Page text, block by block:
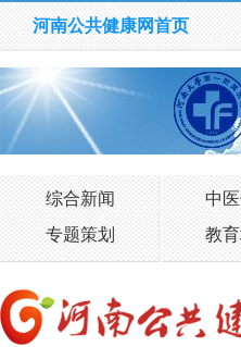
河南公共健康网首页
综合新闻 中
专题策划
教育